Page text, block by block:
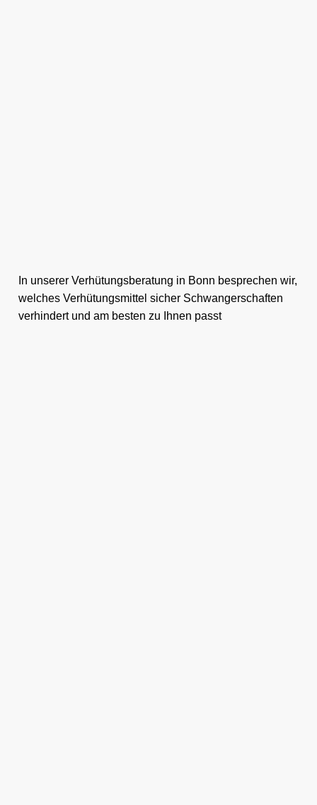
In unserer Verhütungsberatung in Bonn besprechen wir,
welches Verhütungsmittel sicher Schwangerschaften
verhindert und am besten zu Ihnen passt